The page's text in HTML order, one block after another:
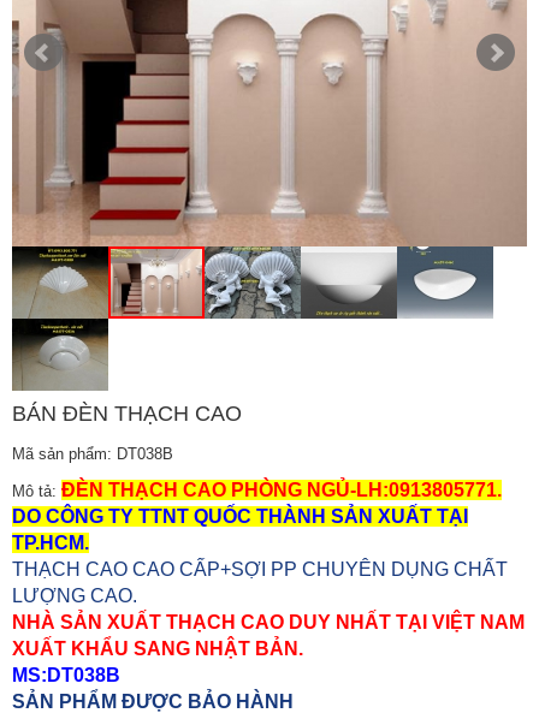
BÁN ĐÈN THẠCH CAO
Mã sản phẩm: DT038B
Mô tả: ĐÈN THẠCH CAO PHÒNG NGỦ-LH:0913805771.
DO CÔNG TY TTNT QUỐC THÀNH SẢN XUẤT TẠI
TP.HCM.
THẠCH CAO CAO CẤP+SỢI PP CHUYÊN DỤNG CHẤT
LƯỢNG CAO.
NHÀ SẢN XUẤT THẠCH CAO DUY NHẤT TẠI VIỆT NAM
XUẤT KHẨU SANG NHẬT BẢN.
MS:DT038B
SẢN PHẨM ĐƯỢC BẢO HÀNH